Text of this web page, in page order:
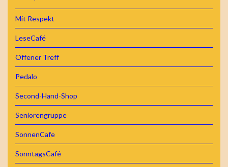
Mit Respekt
LeseCafé
Offener Treff
Pedalo
Second-Hand-Shop
Seniorengruppe
SonnenCafe
SonntagsCafé